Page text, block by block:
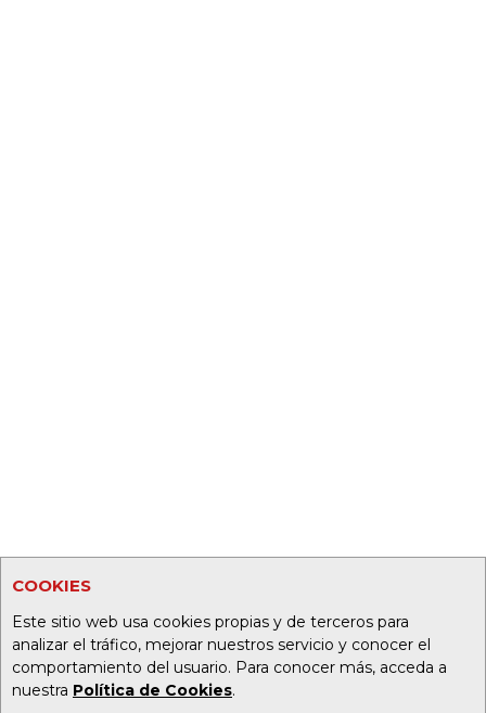
COOKIES
Este sitio web usa cookies propias y de terceros para
analizar el tráfico, mejorar nuestros servicio y conocer el
comportamiento del usuario. Para conocer más, acceda a
nuestra Política de Cookies.